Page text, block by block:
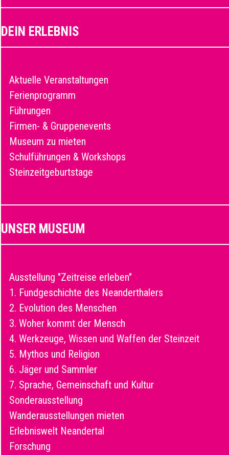
DEIN ERLEBNIS
Aktuelle Veranstaltungen
Ferienprogramm
Führungen
Firmen- & Gruppenevents
Museum zu mieten
Schulführungen & Workshops
Steinzeitgeburtstage
UNSER MUSEUM
Ausstellung "Zeitreise erleben"
1. Fundgeschichte des Neanderthalers
2. Evolution des Menschen
3. Woher kommt der Mensch
4. Werkzeuge, Wissen und Waffen der Steinzeit
5. Mythos und Religion
6. Jäger und Sammler
7. Sprache, Gemeinschaft und Kultur
Sonderausstellung
Wanderausstellungen mieten
Erlebniswelt Neandertal
Forschung